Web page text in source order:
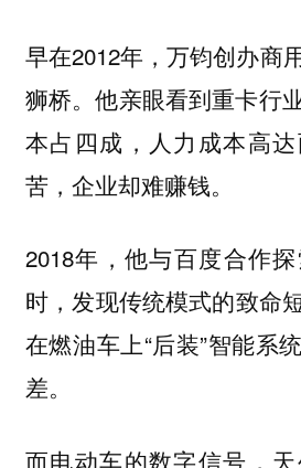
早在2012年，万钧创办商
狮桥。他亲眼看到重卡行
本占四成，人力成本高
苦，企业却难赚钱。
2018年，他与百度合作
时，发现传统模式的致
在燃油车上“后装”智能系
差。
而电动车的数字信号，